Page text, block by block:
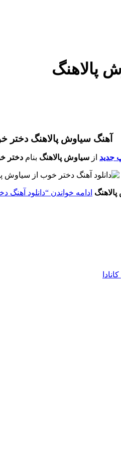
پالاهنگ
آهنگ سیاوش پالاهنگ دختر
جدید از سیاوش پالاهنگ بنام دختر
ادامه خواندن “دانلود آهنگ